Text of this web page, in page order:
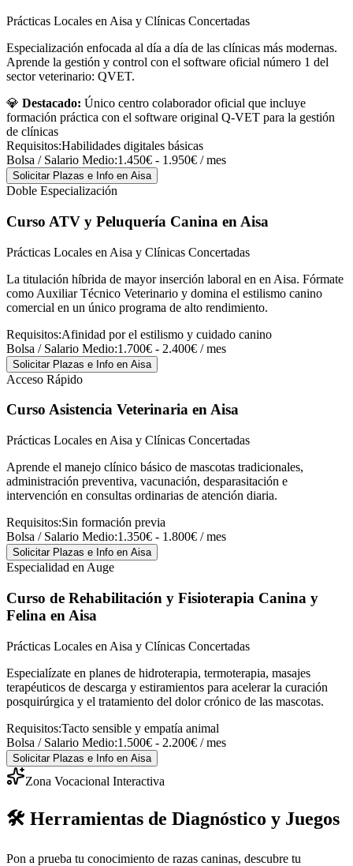
Prácticas Locales en Aisa y Clínicas Concertadas
Especialización enfocada al día a día de las clínicas más modernas.
Aprende la gestión y control con el software oficial número 1 del
sector veterinario: QVET.
💎 Destacado: Único centro colaborador oficial que incluye
formación práctica con el software original Q-VET para la gestión
de clínicas
Requisitos:Habilidades digitales básicas
Bolsa / Salario Medio:1.450€ - 1.950€ / mes
Solicitar Plazas e Info en Aisa
Doble Especialización
Curso ATV y Peluquería Canina en Aisa
Prácticas Locales en Aisa y Clínicas Concertadas
La titulación híbrida de mayor inserción laboral en en Aisa. Fórmate
como Auxiliar Técnico Veterinario y domina el estilismo canino
comercial en un único programa de alto rendimiento.
Requisitos:Afinidad por el estilismo y cuidado canino
Bolsa / Salario Medio:1.700€ - 2.400€ / mes
Solicitar Plazas e Info en Aisa
Acceso Rápido
Curso Asistencia Veterinaria en Aisa
Prácticas Locales en Aisa y Clínicas Concertadas
Aprende el manejo clínico básico de mascotas tradicionales,
administración preventiva, vacunación, desparasitación e
intervención en consultas ordinarias de atención diaria.
Requisitos:Sin formación previa
Bolsa / Salario Medio:1.350€ - 1.800€ / mes
Solicitar Plazas e Info en Aisa
Especialidad en Auge
Curso de Rehabilitación y Fisioterapia Canina y
Felina en Aisa
Prácticas Locales en Aisa y Clínicas Concertadas
Especialízate en planes de hidroterapia, termoterapia, masajes
terapéuticos de descarga y estiramientos para acelerar la curación
posquirúrgica y el tratamiento del dolor crónico de las mascotas.
Requisitos:Tacto sensible y empatía animal
Bolsa / Salario Medio:1.500€ - 2.200€ / mes
Solicitar Plazas e Info en Aisa
Zona Vocacional Interactiva
🛠️ Herramientas de Diagnóstico y Juegos
Pon a prueba tu conocimiento de razas caninas, descubre tu